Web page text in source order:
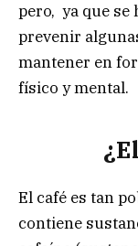
pero, ya que se
prevenir
mantener en
físico y mental.
El café es tan
contiene